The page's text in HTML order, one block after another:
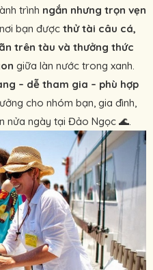
trình ngắn nhưng trọn vẹn
bạn được thử tài câu cá,
trên tàu và thưởng thức
giữa làn nước trong xanh.
– dễ tham gia – phù hợp
cho nhóm bạn, gia đình,
nửa ngày tại Đảo Ngọc 🌊.